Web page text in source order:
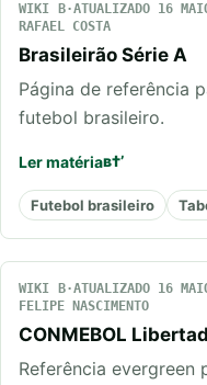
WIKI ATUALIZADO 16
RAFAEL COSTA
Brasileirão Série A
Página de referência
futebol brasileiro.
Ler matéria
Futebol brasileiro
WIKI ATUALIZADO 16
FELIPE NASCIMENTO
CONMEBOL
Referência evergreen